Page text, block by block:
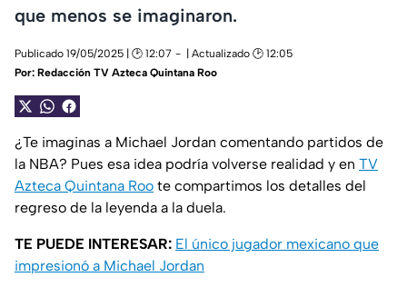
que menos se imaginaron.
Publicado 19/05/2025 | 🕑 12:07
| Actualizado 🕑 12:05
Por: Redacción TV Azteca Quintana Roo
¿Te imaginas a Michael Jordan comentando partidos de
la NBA? Pues esa idea podría volverse realidad y en TV
Azteca Quintana Roo te compartimos los detalles del
regreso de la leyenda a la duela.
TE PUEDE INTERESAR: El único jugador mexicano que
impresionó a Michael Jordan